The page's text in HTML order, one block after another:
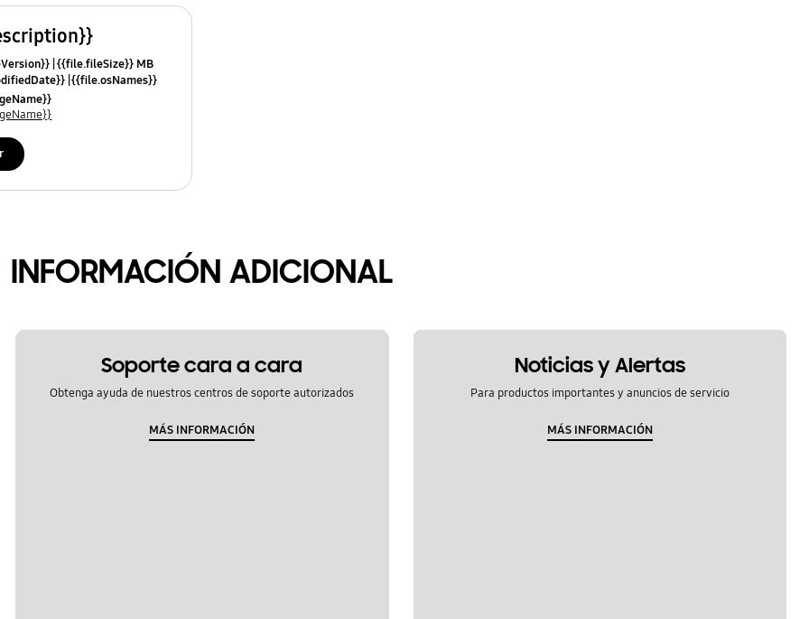
{{file.fileSize}} MB
{{file.osNames}}
INFORMACIÓN ADICIONAL
Soporte cara a cara
Obtenga ayuda de nuestros centros de soporte autorizados
MÁS INFORMACIÓN
Noticias y Alertas
Para productos importantes y anuncios de servicio
MÁS INFORMACIÓN